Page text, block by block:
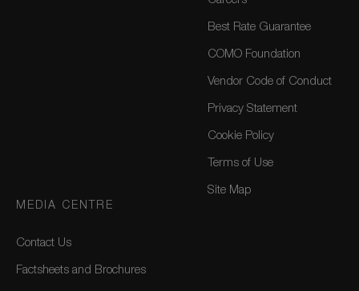
Best Rate Guarantee
COMO Foundation
Vendor Code of Conduct
Privacy Statement
Cookie Policy
Terms of Use
Site Map
MEDIA CENTRE
Contact Us
Factsheets and Brochures